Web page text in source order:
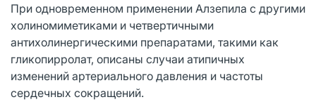
При одновременном применении Алзепила с другими
холиномиметиками и четвертичными
антихолинергическими препаратами, такими как
гликопирролат, описаны случаи атипичных
изменений артериального давления и частоты
сердечных сокращений.